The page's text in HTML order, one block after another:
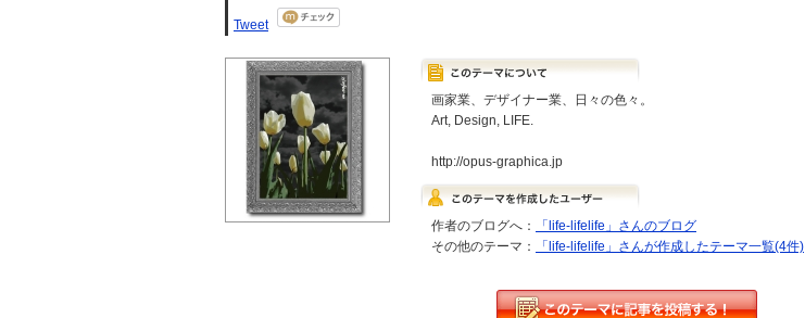
Tweet
画家業、デザイナー業、日々の色々。
Art, Design, LIFE.
http://opus-graphica.jp
作者のブログへ：
「life-lifelife」さんのブログ
その他のテーマ：
「life-lifelife」さんが作成したテーマ一覧(4件)